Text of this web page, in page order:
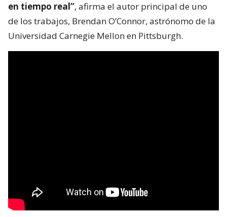
en tiempo real”, afirma el autor principal de uno
de los trabajos, Brendan O’Connor, astrónomo de la
Universidad Carnegie Mellon en Pittsburgh.